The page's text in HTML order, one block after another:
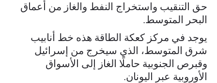
حق التنقيب واستخراج النفط والغاز من أعماق
البحر المتوسط.
يوجد في مركز كعكة الطاقة هذه خط أنابيب
شرق المتوسط، الذي سيخرج من إسرائيل
وقبرص الجنوبية حاملًا الغاز إلى الأسواق
الأوروبية عبر اليونان.